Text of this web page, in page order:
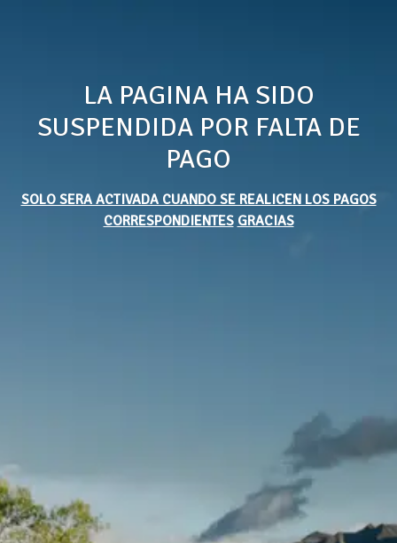
LA PAGINA HA SIDO
SUSPENDIDA POR FALTA DE
PAGO
SOLO SERA ACTIVADA CUANDO SE REALICEN LOS PAGOS
CORRESPONDIENTES GRACIAS